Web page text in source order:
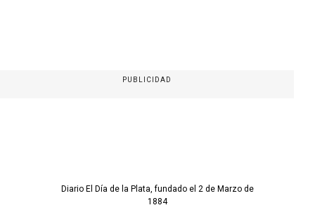
PUBLICIDAD
Diario El Día de la Plata, fundado el 2 de Marzo de
1884